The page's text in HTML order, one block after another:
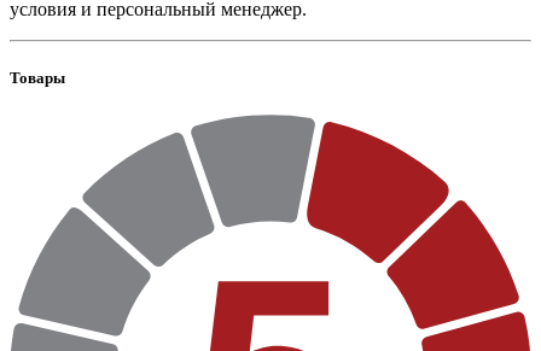
условия и персональный менеджер.
Товары